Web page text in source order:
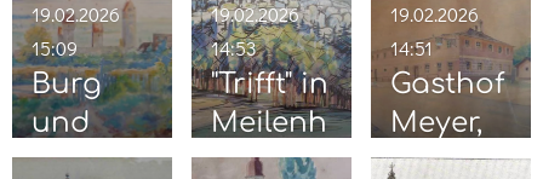
Winter
alten
Molkere
i
Schloss
Burg
und
Kirche
19.02.2026
15:09
"Trifft" in
Meilenh
ofen
19.02.2026
14:53
Gasthof
Meyer,
Möcken
19.02.2026
14:51